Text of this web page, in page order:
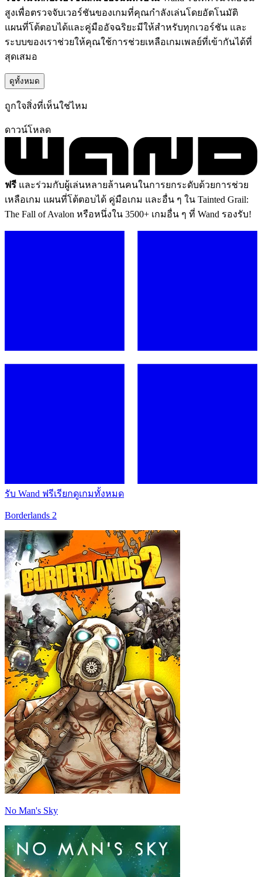
สูงเพื่อตรวจจับเวอร์ชันของเกมที่คุณกำลังเล่นโดยอัตโนมัติ
แผนที่โต้ตอบได้และคู่มืออัจฉริยะมีให้สำหรับทุกเวอร์ชัน และ
ระบบของเราช่วยให้คุณใช้การช่วยเหลือเกมเพลย์ที่เข้ากันได้ที่
สุดเสมอ
ดูทั้งหมด
ถูกใจสิ่งที่เห็นใช่ไหม
ดาวน์โหลด
ฟรี และร่วมกับผู้เล่นหลายล้านคนในการยกระดับด้วยการช่วย
เหลือเกม แผนที่โต้ตอบได้ คู่มือเกม และอื่น ๆ ใน Tainted Grail:
The Fall of Avalon หรือหนึ่งใน 3500+ เกมอื่น ๆ ที่ Wand รองรับ!
รับ Wand ฟรีเรียกดูเกมทั้งหมด
Borderlands 2
No Man's Sky